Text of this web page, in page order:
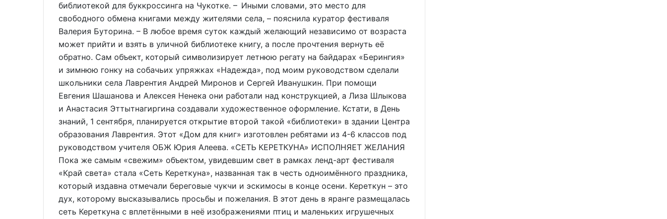
библиотекой для буккроссинга на Чукотке. – Иными словами, это место для
свободного обмена книгами между жителями села, – пояснила куратор фестиваля
Валерия Буторина. – В любое время суток каждый желающий независимо от возраста
может прийти и взять в уличной библиотеке книгу, а после прочтения вернуть её
обратно. Сам объект, который символизирует летнюю регату на байдарах «Берингия»
и зимнюю гонку на собачьих упряжках «Надежда», под моим руководством сделали
школьники села Лаврентия Андрей Миронов и Сергей Иванушкин. При помощи
Евгения Шашанова и Алексея Ненека они работали над конструкцией, а Лиза Шлыкова
и Анастасия Эттытнагиргина создавали художественное оформление. Кстати, в День
знаний, 1 сентября, планируется открытие второй такой «библиотеки» в здании Центра
образования Лаврентия. Этот «Дом для книг» изготовлен ребятами из 4-6 классов под
руководством учителя ОБЖ Юрия Алеева. «СЕТЬ КЕРЕТКУНА» ИСПОЛНЯЕТ ЖЕЛАНИЯ
Пока же самым «свежим» объектом, увидевшим свет в рамках ленд-арт фестиваля
«Край света» стала «Сеть Кереткуна», названная так в честь одноимённого праздника,
который издавна отмечали береговые чукчи и эскимосы в конце осени. Кереткун – это
дух, которому высказывались просьбы и пожелания. В этот день в яранге размещалась
сеть Кереткуна с вплетёнными в неё изображениями птиц и маленьких игрушечных